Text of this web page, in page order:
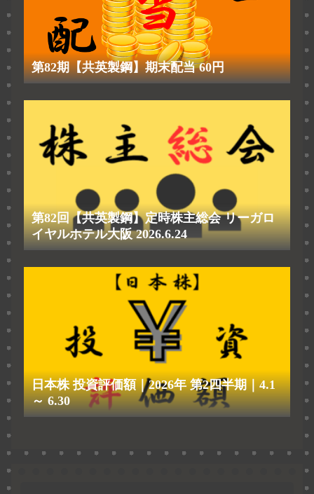
第82期【共英製鋼】期末配当 60円
第82回【共英製鋼】定時株主総会 リーガロ
イヤルホテル大阪 2026.6.24
日本株 投資評価額｜2026年 第2四半期｜4.1
～ 6.30